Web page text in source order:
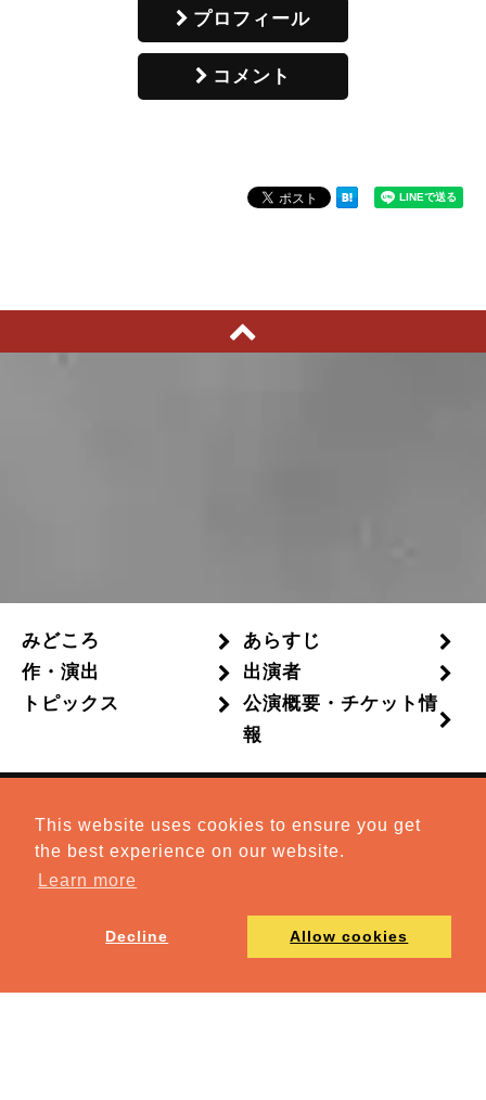
This website uses cookies to ensure you get
the best experience on our website.
Learn more
Decline Allow cookies
プロフィール
コメント
みどころ
あらすじ
作・演出
出演者
トピックス
公演概要・チケット情
報
公演TOP
Bunkamura